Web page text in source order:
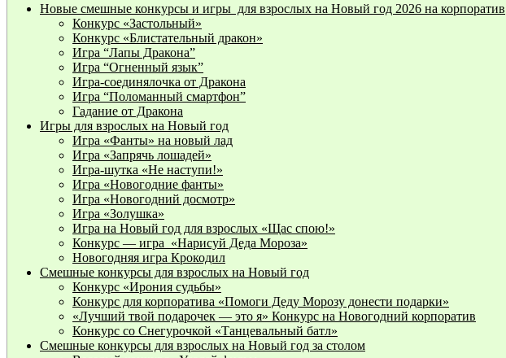
Новые смешные конкурсы и игры для взрослых на Новый год 2026 на корпоратив
Конкурс «Застольный»
Конкурс «Блистательный дракон»
Игра “Лапы Дракона”
Игра “Огненный язык”
Игра-соединялочка от Дракона
Игра “Поломанный смартфон”
Гадание от Дракона
Игры для взрослых на Новый год
Игра «Фанты» на новый лад
Игра «Запрячь лошадей»
Игра-шутка «Не наступи!»
Игра «Новогодние фанты»
Игра «Новогодний досмотр»
Игра «Золушка»
Игра на Новый год для взрослых «Щас спою!»
Конкурс — игра «Нарисуй Деда Мороза»
Новогодняя игра Крокодил
Смешные конкурсы для взрослых на Новый год
Конкурс «Ирония судьбы»
Конкурс для корпоратива «Помоги Деду Морозу донести подарки»
«Лучший твой подарочек — это я» Конкурс на Новогодний корпоратив
Конкурс со Снегурочкой «Танцевальный батл»
Смешные конкурсы для взрослых на Новый год за столом